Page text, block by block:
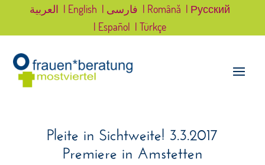
العربية | English | فارسی | Română | Русский
| Español | Türkçe
Pleite in Sichtweite! 3.3.2017
Premiere in Amstetten